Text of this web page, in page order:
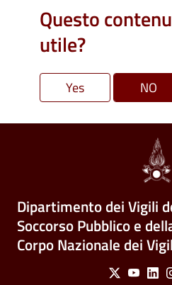
Questo
utile?
Dipartimento dei Vigili
Soccorso Pubblico e
Corpo Nazionale dei
Social
X Youtube